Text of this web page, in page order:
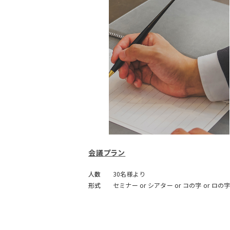
会議プラン
人数
30名様より
形式
セミナー or シアター or コの字 or ロの字